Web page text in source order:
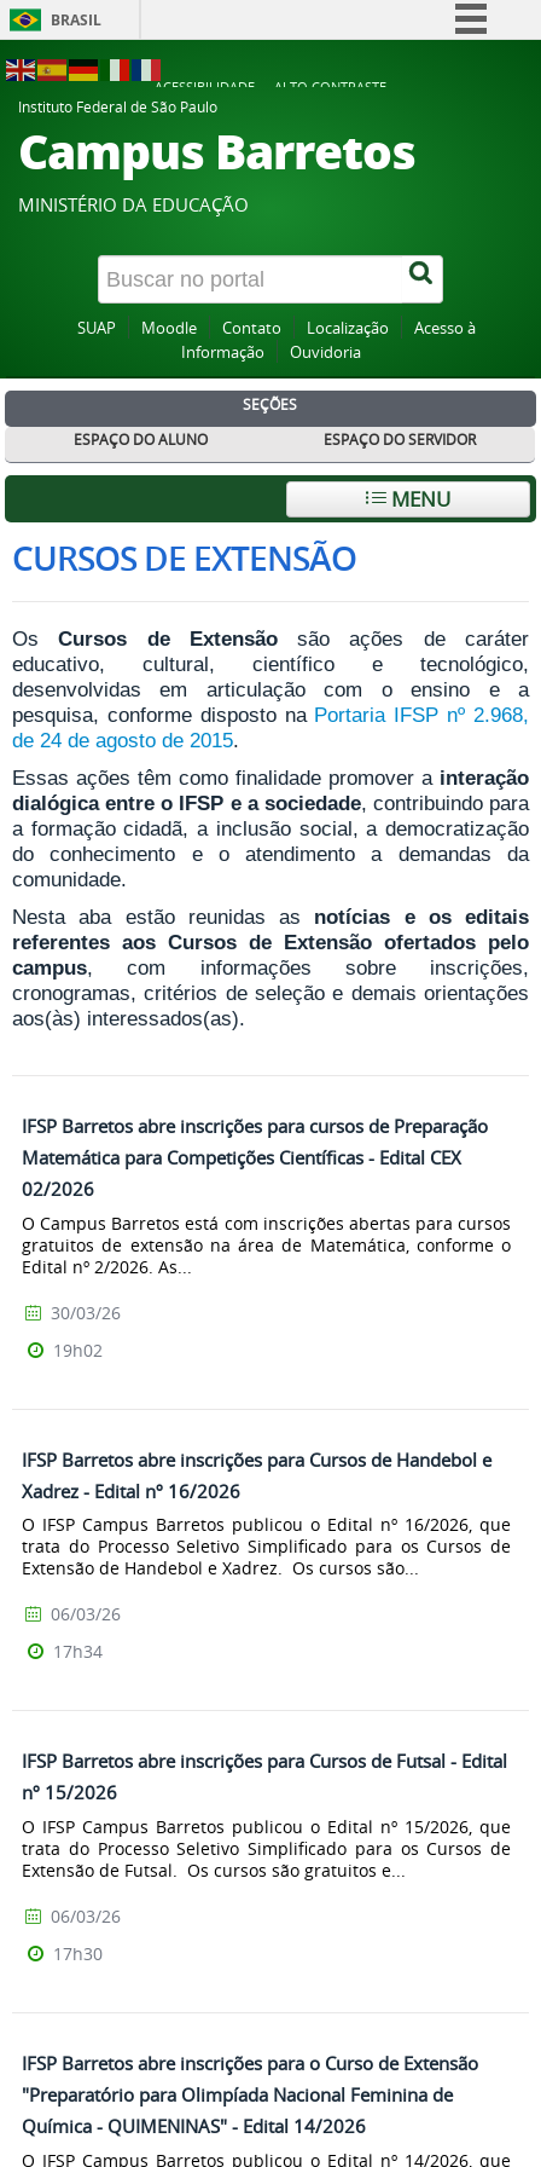
BRASIL
Participe
Acesso à informação
Canais
ACESSIBILIDADE
ALTO CONTRASTE
Instituto Federal de São Paulo
Campus Barretos
MINISTÉRIO DA EDUCAÇÃO
SUAP Moodle Contato Localização
Acesso à
Informação
Ouvidoria
SEÇÕES
ESPAÇO DO ALUNO
ESPAÇO DO SERVIDOR
MENU
CURSOS DE EXTENSÃO
OsCursos de Extensãosão ações de caráter
educativo, cultural, científico e tecnológico,
desenvolvidas em articulação com o ensino e a
pesquisa, conforme disposto na Portaria IFSP nº 2.968,
de 24 de agosto de 2015.
Essas ações têm como finalidade promover a interação
dialógica entre o IFSP e a sociedade, contribuindo para
a formação cidadã, a inclusão social, a democratização
do conhecimento e o atendimento a demandas da
comunidade.
Nesta aba estão reunidas as notícias e os editais
referentes aos Cursos de Extensão ofertados pelo
campus, com informações sobre inscrições,
cronogramas, critérios de seleção e demais orientações
aos(às) interessados(as).
IFSP Barretos abre inscrições para cursos de Preparação
Matemática para Competições Científicas - Edital CEX
02/2026
O Campus Barretos está com inscrições abertas para cursos
gratuitos de extensão na área de Matemática, conforme o
Edital nº 2/2026. As...
30/03/26
19h02
IFSP Barretos abre inscrições para Cursos de Handebol e
Xadrez - Edital nº 16/2026
O IFSP Campus Barretos publicou o Edital nº 16/2026, que
trata do Processo Seletivo Simplificado para os Cursos de
Extensão de Handebol e Xadrez. Os cursos são...
06/03/26
17h34
IFSP Barretos abre inscrições para Cursos de Futsal - Edital
nº 15/2026
O IFSP Campus Barretos publicou o Edital nº 15/2026, que
trata do Processo Seletivo Simplificado para os Cursos de
Extensão de Futsal. Os cursos são gratuitos e...
06/03/26
17h30
IFSP Barretos abre inscrições para o Curso de Extensão
"Preparatório para Olimpíada Nacional Feminina de
Química - QUIMENINAS" - Edital 14/2026
O IFSP Campus Barretos publicou o Edital nº 14/2026, que